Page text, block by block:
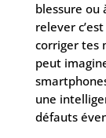
blessure ou
relever
corriger tes
peut
une
défauts